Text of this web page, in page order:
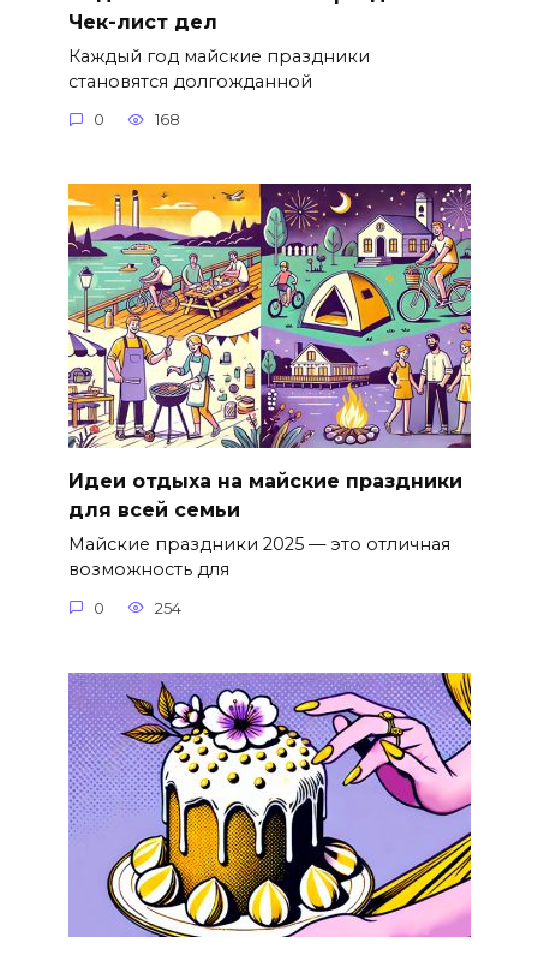
Чек-лист дел
Каждый год майские праздники
становятся долгожданной
0 168
Идеи отдыха на майские праздники
для всей семьи
Майские праздники 2025 — это отличная
возможность для
0 254